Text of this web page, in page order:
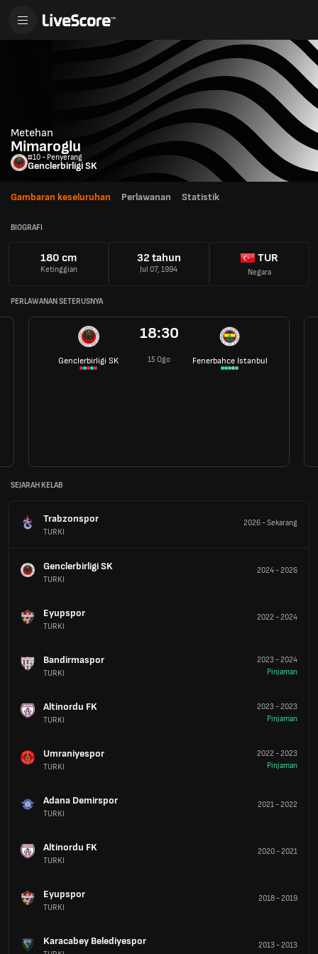
Metehan
Mimaroglu
#10 - Penyerang
Genclerbirligi SK
Gambaran keseluruhan Perlawanan Statistik
BIOGRAFI
180 cm
Ketinggian
32 tahun
Jul 07, 1994
TUR
Negara
PERLAWANAN SETERUSNYA
Genclerbirligi SK
18:30
15 Ogo Fenerbahce Istanbul
SEJARAH KELAB
Trabzonspor
TURKI
2026-Sekarang
Genclerbirligi SK
TURKI
2024-2026
Eyupspor
TURKI
2022-2024
Bandirmaspor
TURKI
2023-2024
Pinjaman
Altinordu FK
TURKI
2023-2023
Pinjaman
Umraniyespor
TURKI
2022-2023
Pinjaman
Adana Demirspor
TURKI
2021-2022
Altinordu FK
TURKI
2020-2021
Eyupspor
TURKI
2018-2019
Karacabey Belediyespor 2013-2013